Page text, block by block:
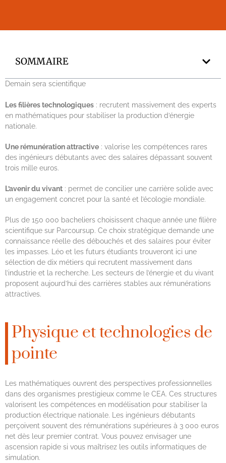
SOMMAIRE
Demain sera scientifique
Les filières technologiques : recrutent massivement des experts
en mathématiques pour stabiliser la production d’énergie
nationale.
Une rémunération attractive : valorise les compétences rares
des ingénieurs débutants avec des salaires dépassant souvent
trois mille euros.
L’avenir du vivant : permet de concilier une carrière solide avec
un engagement concret pour la santé et l’écologie mondiale.
Plus de 150 000 bacheliers choisissent chaque année une filière
scientifique sur Parcoursup. Ce choix stratégique demande une
connaissance réelle des débouchés et des salaires pour éviter
les impasses. Léo et les futurs étudiants trouveront ici une
sélection de dix métiers qui recrutent massivement dans
l’industrie et la recherche. Les secteurs de l’énergie et du vivant
proposent aujourd’hui des carrières stables aux rémunérations
attractives.
Physique et technologies de
pointe
Les mathématiques ouvrent des perspectives professionnelles
dans des organismes prestigieux comme le CEA. Ces structures
valorisent les compétences en modélisation pour stabiliser la
production électrique nationale. Les ingénieurs débutants
perçoivent souvent des rémunérations supérieures à 3 000 euros
net dès leur premier contrat. Vous pouvez envisager une
ascension rapide si vous maîtrisez les outils informatiques de
simulation.